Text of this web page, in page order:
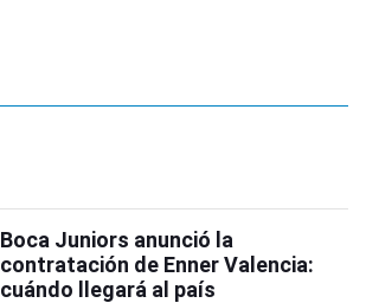
Boca Juniors anunció la
contratación de Enner Valencia:
cuándo llegará al país